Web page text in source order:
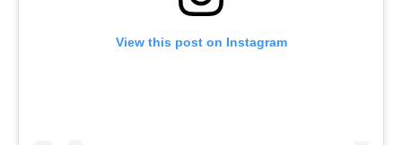
View this post on Instagram